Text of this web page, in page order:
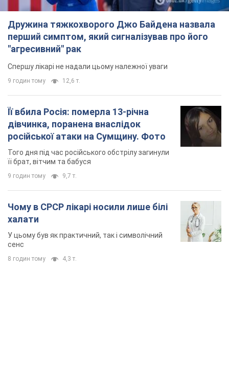
Того дня під час російського обстрілу загинули
її брат, вітчим та бабуся
9 годин тому 9,7 т.
Чому в СРСР лікарі носили лише білі
халати
8 годин тому 4,3 т.